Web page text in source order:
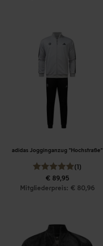
adidas Jogginganzug "Hochstraße"
(1)
€ 89,95
Mitgliederpreis: € 80,96